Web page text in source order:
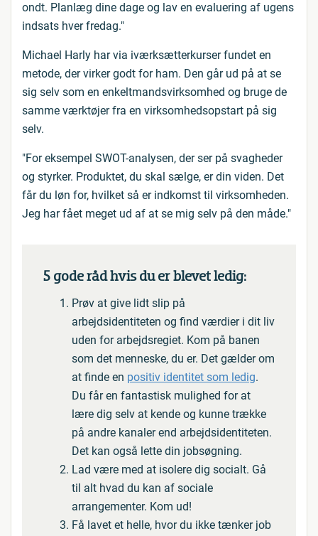
ondt. Planlæg dine dage og lav en evaluering af ugens
indsats hver fredag."
Michael Harly har via iværksætterkurser fundet en
metode, der virker godt for ham. Den går ud på at se
sig selv som en enkeltmandsvirksomhed og bruge de
samme værktøjer fra en virksomhedsopstart på sig
selv.
"For eksempel SWOT-analysen, der ser på svagheder
og styrker. Produktet, du skal sælge, er din viden. Det
får du løn for, hvilket så er indkomst til virksomheden.
Jeg har fået meget ud af at se mig selv på den måde."
5 gode råd hvis du er blevet ledig:
Prøv at give lidt slip på
arbejdsidentiteten og find værdier i dit liv
uden for arbejdsregiet. Kom på banen
som det menneske, du er. Det gælder om
at finde en positiv identitet som ledig.
Du får en fantastisk mulighed for at
lære dig selv at kende og kunne trække
på andre kanaler end arbejdsidentiteten.
Det kan også lette din jobsøgning.
Lad være med at isolere dig socialt. Gå
til alt hvad du kan af sociale
arrangementer. Kom ud!
Få lavet et helle, hvor du ikke tænker job